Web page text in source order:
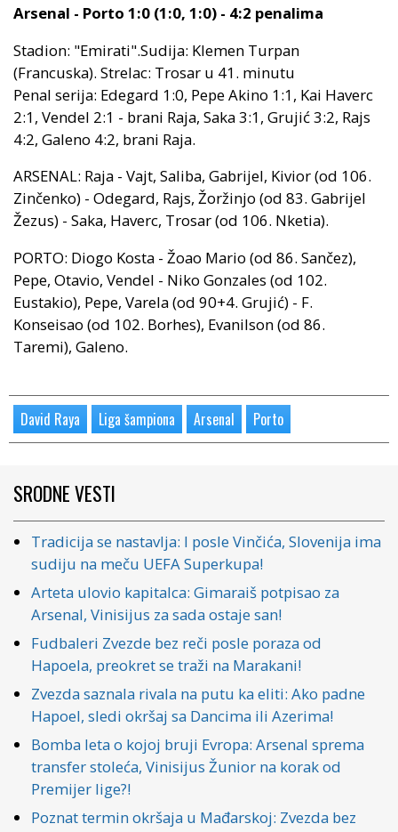
Arsenal - Porto 1:0 (1:0, 1:0) - 4:2 penalima
Stadion: "Emirati".Sudija: Klemen Turpan
(Francuska). Strelac: Trosar u 41. minutu
Penal serija: Edegard 1:0, Pepe Akino 1:1, Kai Haverc
2:1, Vendel 2:1 - brani Raja, Saka 3:1, Grujić 3:2, Rajs
4:2, Galeno 4:2, brani Raja.
ARSENAL: Raja - Vajt, Saliba, Gabrijel, Kivior (od 106.
Zinčenko) - Odegard, Rajs, Žoržinjo (od 83. Gabrijel
Žezus) - Saka, Haverc, Trosar (od 106. Nketia).
PORTO: Diogo Kosta - Žoao Mario (od 86. Sančez),
Pepe, Otavio, Vendel - Niko Gonzales (od 102.
Eustakio), Pepe, Varela (od 90+4. Grujić) - F.
Konseisao (od 102. Borhes), Evanilson (od 86.
Taremi), Galeno.
David Raya Liga šampiona Arsenal Porto
SRODNE VESTI
Tradicija se nastavlja: I posle Vinčića, Slovenija ima
sudiju na meču UEFA Superkupa!
Arteta ulovio kapitalca: Gimaraiš potpisao za
Arsenal, Vinisijus za sada ostaje san!
Fudbaleri Zvezde bez reči posle poraza od
Hapoela, preokret se traži na Marakani!
Zvezda saznala rivala na putu ka eliti: Ako padne
Hapoel, sledi okršaj sa Dancima ili Azerima!
Bomba leta o kojoj bruji Evropa: Arsenal sprema
transfer stoleća, Vinisijus Žunior na korak od
Premijer lige?!
Poznat termin okršaja u Mađarskoj: Zvezda bez